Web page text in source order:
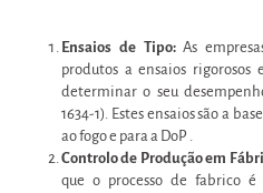
Ensaios de Tipo:As
produtos a ensaios
determinar o seu
1634-1). Estes ensaios são a
ao fogo e para a DoP .
Controlo de Produção em
que o processo de fabrico